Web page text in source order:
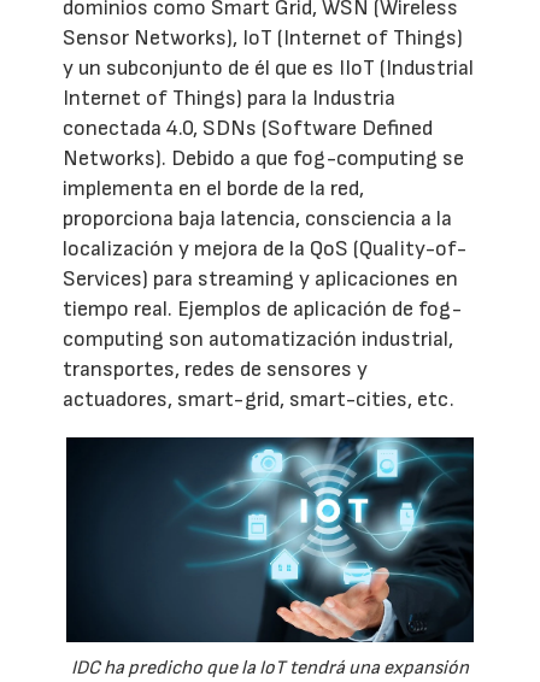
dominios como Smart Grid, WSN (Wireless
Sensor Networks), IoT (Internet of Things)
y un subconjunto de él que es IIoT (Industrial
Internet of Things) para la Industria
conectada 4.0, SDNs (Software Defined
Networks). Debido a que fog-computing se
implementa en el borde de la red,
proporciona baja latencia, consciencia a la
localización y mejora de la QoS (Quality-of-
Services) para streaming y aplicaciones en
tiempo real. Ejemplos de aplicación de fog-
computing son automatización industrial,
transportes, redes de sensores y
actuadores, smart-grid, smart-cities, etc.
IDC ha predicho que la IoT tendrá una expansión